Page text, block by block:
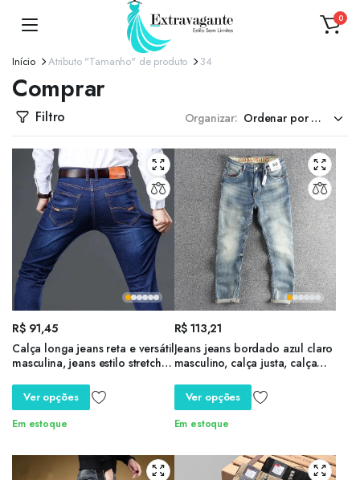
0
Início Atributo "Tamanho" de produto 34
Comprar
Filtro Organizar:
R$91,45
Calça longa jeans reta e versátil
masculina, jeans estilo stretch,
Ver opções
Em estoque
R$ 113,21
Jeans jeans bordado azul claro
masculino, calça justa, calça
primavera, lavada, jovem,
2024
Ver opções
Em estoque